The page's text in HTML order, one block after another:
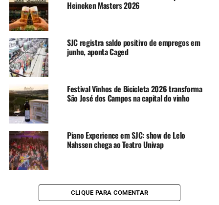
Heineken Masters 2026
SJC registra saldo positivo de empregos em
junho, aponta Caged
Festival Vinhos de Bicicleta 2026 transforma
São José dos Campos na capital do vinho
Piano Experience em SJC: show de Lelo
Nahssen chega ao Teatro Univap
CLIQUE PARA COMENTAR